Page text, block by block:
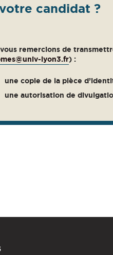
candidat ?
remercions de
lyon3.fr) :
une copie de la pièce
une autorisation de